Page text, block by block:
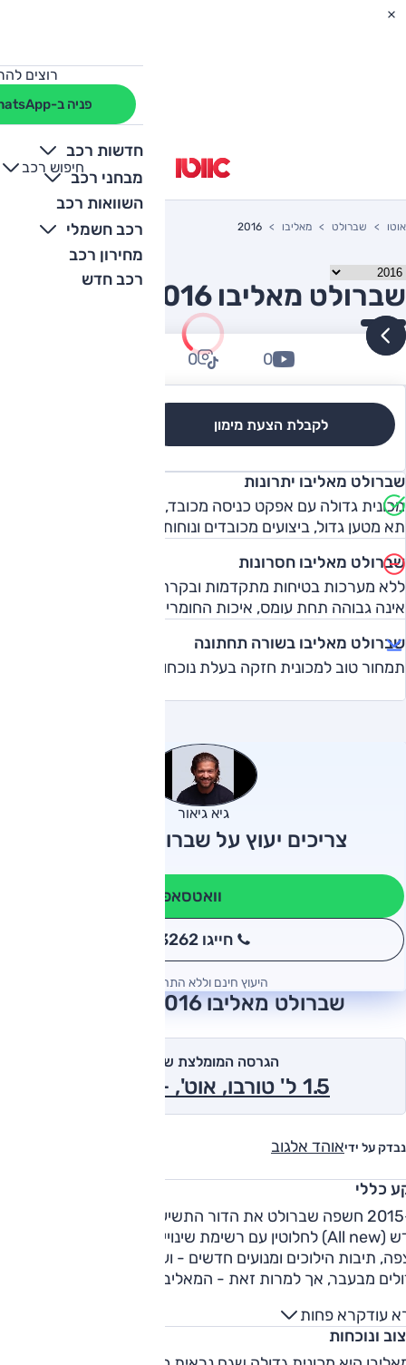
רוצים
פניה ב-WhatsApp
חדשות רכב
מבחני רכב
השוואות רכב
רכב חשמלי
מחירון רכב
רכב חדש
חיפוש רכב
+
-
אוטו שברולט מאליבו 2016
שברולט מאליבו 2016 יד שניה
לקבלת הצעת מימון
0
0
שברולט מאליבו יתרונות
מכונית גדולה עם אפקט כניסה מכובד, מרחב פנים גדול מלפנים,
תא מטען גדול, ביצועים מכובדים ונוחות נסיעה טובה.
שברולט מאליבו חסרונות
ללא מערכות בטיחות מתקדמות ובקרת אקלים, היכולת הדינמית
אינה גבוהה תחת עומס, איכות החומרים אינה מתעלה.
שברולט מאליבו בשורה תחתונה
תמחור טוב למכונית חזקה בעלת נוכחות.
גיא גיאור
צריכים יעוץ על שברולט מאליבו?
וואטסאפ
חייגו 3262
היעוץ חינם וללא התחייבות
שברולט מאליבו 2016 חוות דעת
נבדק על ידיאוהד אלגוב
הגרסה המומלצת של אוטו
1.5 ל' טורבו, אוט', +LT 2016
כללי
ב-2015 חשפה שברולט את הדור התשיעי של המאליבו, שהינו דגם
חדש (All new) לחלוטין עם רשימת שינויים ארוכה למדי שעיקרה
עודקרא פחות
ונוכחות